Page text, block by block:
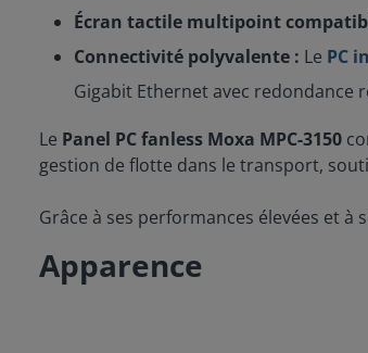
Écran tactile multipoint
Connectivité polyvalente : Le PC
Gigabit Ethernet avec redondance
Le Panel PC fanless Moxa MPC-3150
gestion de flotte dans le transport,
Grâce à ses performances élevées et
Apparence